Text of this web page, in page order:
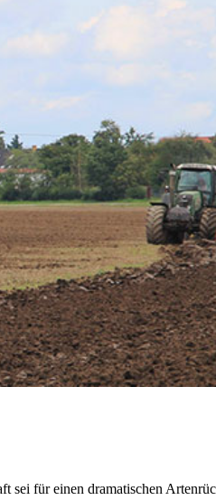
für einen dramatischen